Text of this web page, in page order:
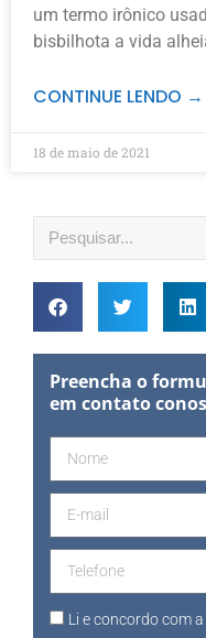
um termo irônico
bisbilhota a vida
CONTINUE LENDO →
18 de maio de 2021
Preencha o
em contato
Li e concordo com a